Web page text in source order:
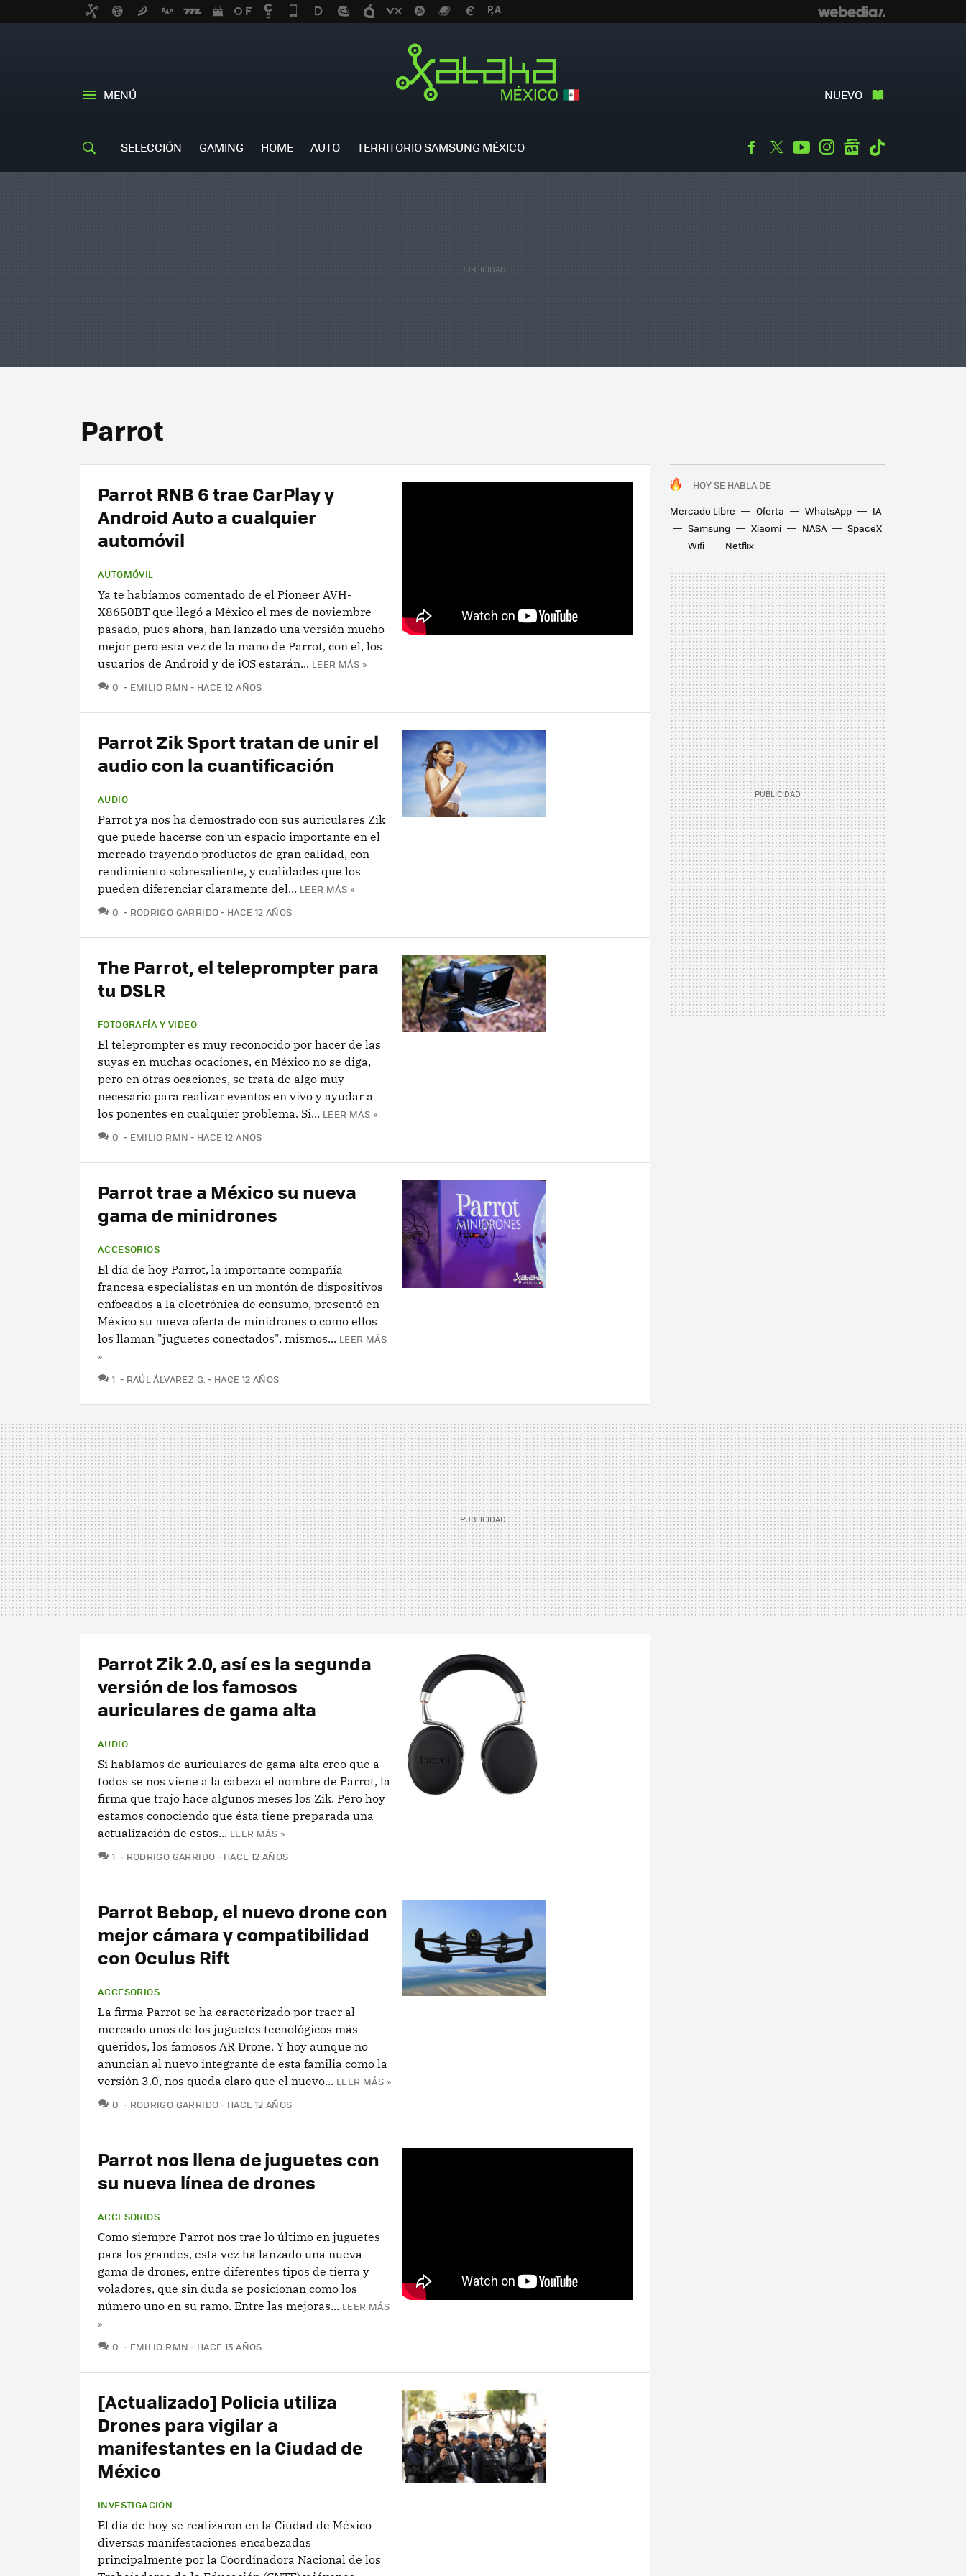
MENÚ NUEVO
SELECCIÓN GAMING HOME AUTO TERRITORIO SAMSUNG MÉXICO Facebook
TwitterYoutubeInstagramgooglenews
Parrot
HOY SE HABLA DE
Mercado Libre
Oferta WhatsApp
IA
Samsung
Xiaomi NASA
SpaceX
Wifi
Netflix
Parrot RNB 6 trae CarPlay y
Android Auto a cualquier
automóvil
AUTOMÓVIL
Ya te habíamos comentado de el Pioneer AVH-
X8650BT que llegó a México el mes de noviembre
pasado, pues ahora, han lanzado una versión mucho
mejor pero esta vez de la mano de Parrot, con el, los
usuarios de Android y de iOS estarán... LEER MÁS »
0 COMENTARIOS
EMILIO RMN HACE 12 AÑOS
Parrot Zik Sport tratan de unir el
audio con la cuantificación
AUDIO
Parrot ya nos ha demostrado con sus auriculares Zik
que puede hacerse con un espacio importante en el
mercado trayendo productos de gran calidad, con
rendimiento sobresaliente, y cualidades que los
pueden diferenciar claramente del... LEER MÁS »
0 COMENTARIOS
RODRIGO GARRIDO HACE 12 AÑOS
The Parrot, el teleprompter para
tu DSLR
FOTOGRAFÍA Y VIDEO
El teleprompter es muy reconocido por hacer de las
suyas en muchas ocaciones, en México no se diga,
pero en otras ocaciones, se trata de algo muy
necesario para realizar eventos en vivo y ayudar a
los ponentes en cualquier problema. Si... LEER MÁS »
0 COMENTARIOS
EMILIO RMN HACE 12 AÑOS
Parrot trae a México su nueva
gama de minidrones
ACCESORIOS
El día de hoy Parrot, la importante compañía
francesa especialistas en un montón de dispositivos
enfocados a la electrónica de consumo, presentó en
México su nueva oferta de minidrones o como ellos
los llaman "juguetes conectados", mismos... LEER MÁS
»
1 COMENTARIOS
RAÚL ÁLVAREZ G. HACE 12 AÑOS
Parrot Zik 2.0, así es la segunda
versión de los famosos
auriculares de gama alta
AUDIO
Si hablamos de auriculares de gama alta creo que a
todos se nos viene a la cabeza el nombre de Parrot, la
firma que trajo hace algunos meses los Zik. Pero hoy
estamos conociendo que ésta tiene preparada una
actualización de estos... LEER MÁS »
1 COMENTARIOS
RODRIGO GARRIDO HACE 12 AÑOS
Parrot Bebop, el nuevo drone con
mejor cámara y compatibilidad
con Oculus Rift
ACCESORIOS
La firma Parrot se ha caracterizado por traer al
mercado unos de los juguetes tecnológicos más
queridos, los famosos AR Drone. Y hoy aunque no
anuncian al nuevo integrante de esta familia como la
versión 3.0, nos queda claro que el nuevo... LEER MÁS »
0 COMENTARIOS
RODRIGO GARRIDO HACE 12 AÑOS
Parrot nos llena de juguetes con
su nueva línea de drones
ACCESORIOS
Como siempre Parrot nos trae lo último en juguetes
para los grandes, esta vez ha lanzado una nueva
gama de drones, entre diferentes tipos de tierra y
voladores, que sin duda se posicionan como los
número uno en su ramo. Entre las mejoras... LEER MÁS
»
0 COMENTARIOS
EMILIO RMN HACE 13 AÑOS
[Actualizado] Policia utiliza
Drones para vigilar a
manifestantes en la Ciudad de
México
INVESTIGACIÓN
El día de hoy se realizaron en la Ciudad de México
diversas manifestaciones encabezadas
principalmente por la Coordinadora Nacional de los